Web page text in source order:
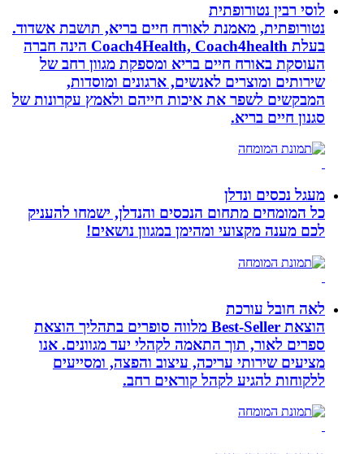
לוסי רבין נטורופתית
נטורופתית, מאמנת לאורח חיים בריא, תושבת אשדוד.
בעלת Coach4Health, Coach4health הינה חברה
העוסקת באורח חיים בריא ומספקת מגוון רחב של
שירותים ומוצרים לאנשים, ארגונים ומוסדות,
המבקשים לשפר את איכות חייהם ולאמץ עקרונות של
סגנון חיים בריא.
מעגל נכסים ונדלן
כל המומחים מתחום הנכסים והנדלן, ישמחו להעניק
לכם מענה מקצועי ומהימן במגוון נושאים!
לאה חובל עורכת
הוצאת Best-Seller מלווה סופרים בתהליך הוצאת
ספרים לאור, תוך התאמה לקהלי יעד מגוונים. אנו
מציעים שירותי עריכה, עיצוב והפצה, ומסייעים
ללקוחות להגיע לקהל קוראים רחב.